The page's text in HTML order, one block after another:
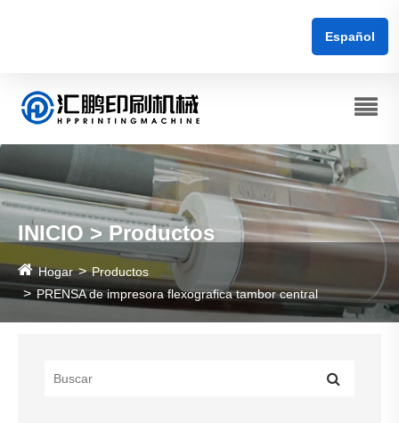
Español
INICIO > Productos
Hogar
Productos
PRENSA de impresora flexografica tambor central